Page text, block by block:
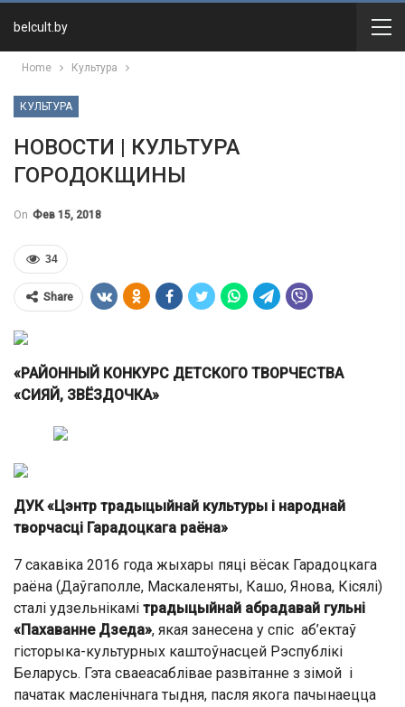
belcult.by
Home Культура
КУЛЬТУРА
НОВОСТИ | КУЛЬТУРА
ГОРОДОКЩИНЫ
On Фев 15, 2018
34
Share
«РАЙОННЫЙ КОНКУРС ДЕТСКОГО ТВОРЧЕСТВА
«СИЯЙ, ЗВЁЗДОЧКА»
ДУК «Цэнтр традыцыйнай культуры і народнай
творчасці Гарадоцкага раёна»
7 сакавіка 2016 года жыхары пяці вёсак Гарадоцкага
раёна (Даўгаполле, Маскаленяты, Кашо, Янова, Кісялі)
сталі удзельнікамі традыцыйнай абрадавай гульні
«Пахаванне Дзеда», якая занесена у спіс аб’ектаў
гісторыка-культурных каштоўнасцей Рэспублікі
Беларусь. Гэта сваеасаблівае развітанне з зімой і
пачатак масленічнага тыдня, пасля якога пачынаецца